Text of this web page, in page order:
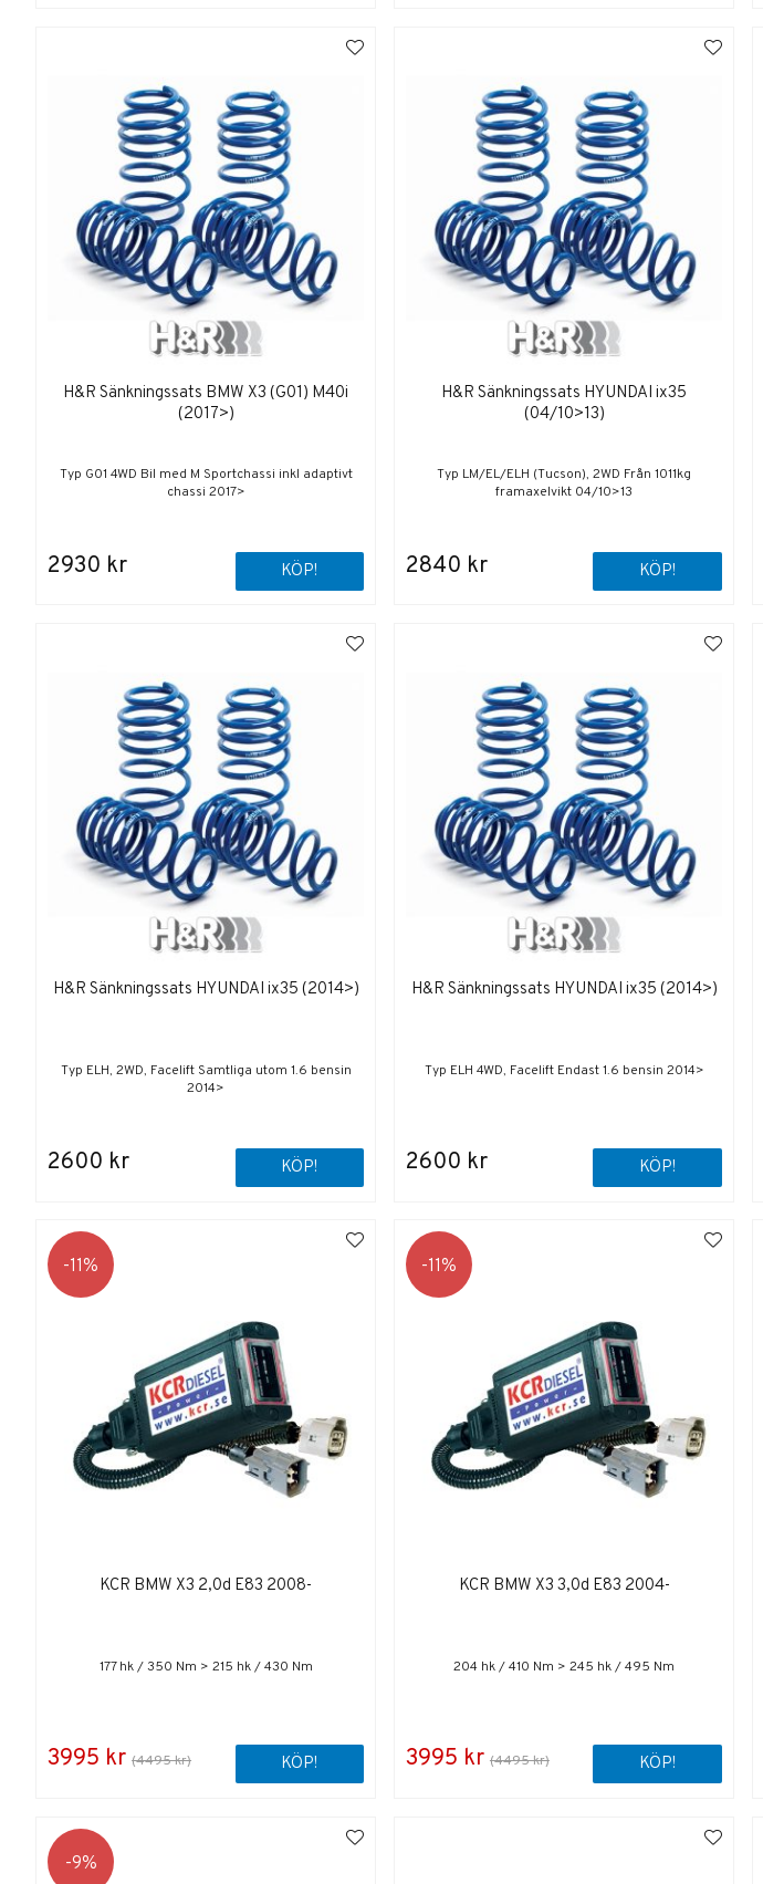
H&R Sänkningssats BMW X3 (G01) M40i
(2017>)
Typ G01 4WD Bil med M Sportchassi inkl adaptivt
chassi 2017>
2930 kr KÖP!
H&R Sänkningssats HYUNDAI ix35
(04/10>13)
Typ LM/EL/ELH (Tucson), 2WD Från 1011kg
framaxelvikt 04/10>13
2840 kr KÖP!
H&R Sänkningssats HYUNDAI ix35 (2014>)
Typ ELH, 2WD, Facelift Samtliga utom 1.6 bensin
2014>
2600 kr KÖP!
H&R Sänkningssats HYUNDAI ix35 (2014>)
Typ ELH 4WD, Facelift Endast 1.6 bensin 2014>
2600 kr KÖP!
11
KCR BMW X3 2,0d E83 2008-
177 hk / 350 Nm > 215 hk / 430 Nm
3995 kr (4495 kr) KÖP!
11
KCR BMW X3 3,0d E83 2004-
204 hk / 410 Nm > 245 hk / 495 Nm
3995 kr (4495 kr) KÖP!
9